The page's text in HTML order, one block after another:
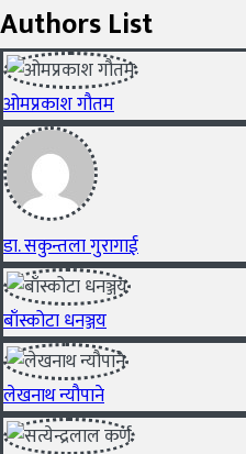
Authors List
ओमप्रकाश गौतम
डा. सकुन्तला गुरागाई
बाँस्कोटा धनञ्जय
लेखनाथ न्यौपाने